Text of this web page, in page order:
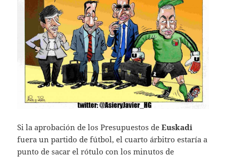
Si la aprobación de los Presupuestos de Euskadi
fuera un partido de fútbol, el cuarto árbitro estaría a
punto de sacar el rótulo con los minutos de